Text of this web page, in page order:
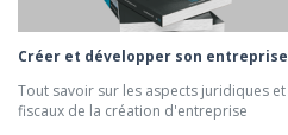
Créer et développer son entreprise
Tout savoir sur les aspects juridiques et
fiscaux de la création d'entreprise